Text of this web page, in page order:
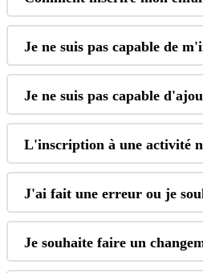
Je ne suis pas capable de m'
Je ne suis pas capable d'
L'inscription à une activité n
J'ai fait une erreur ou je
Je souhaite faire un